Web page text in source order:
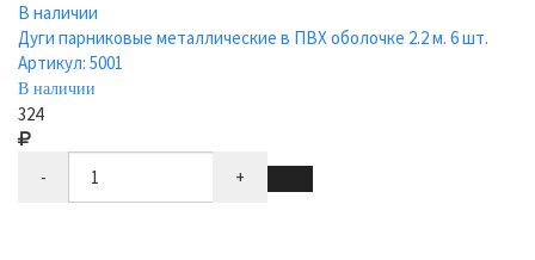
В наличии
Дуги парниковые металлические в ПВХ оболочке 2.2 м. 6 шт.
Артикул: 5001
В наличии
324
- +